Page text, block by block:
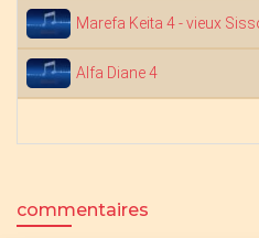
Marefa Keita 4 - vieux
Alfa Diane 4
commentaires